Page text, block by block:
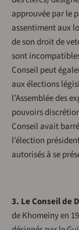
approuvée par le
assentiment aux
de son droit de
sont
Conseil peut
aux élections
l’Assemblée des
pouvoirs
Conseil avait
l’élection
autorisés à se
3. Le Conseil de
de Khomeiny en